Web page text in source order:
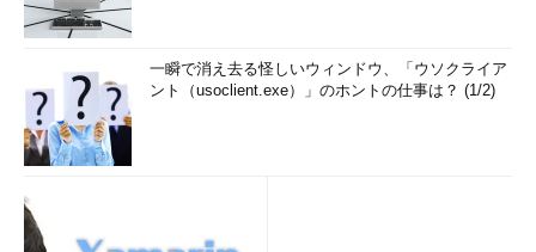
一瞬で消え去る怪しいウィンドウ、「ウソクライア
ント（usoclient.exe）」のホントの仕事は？ (1/2)